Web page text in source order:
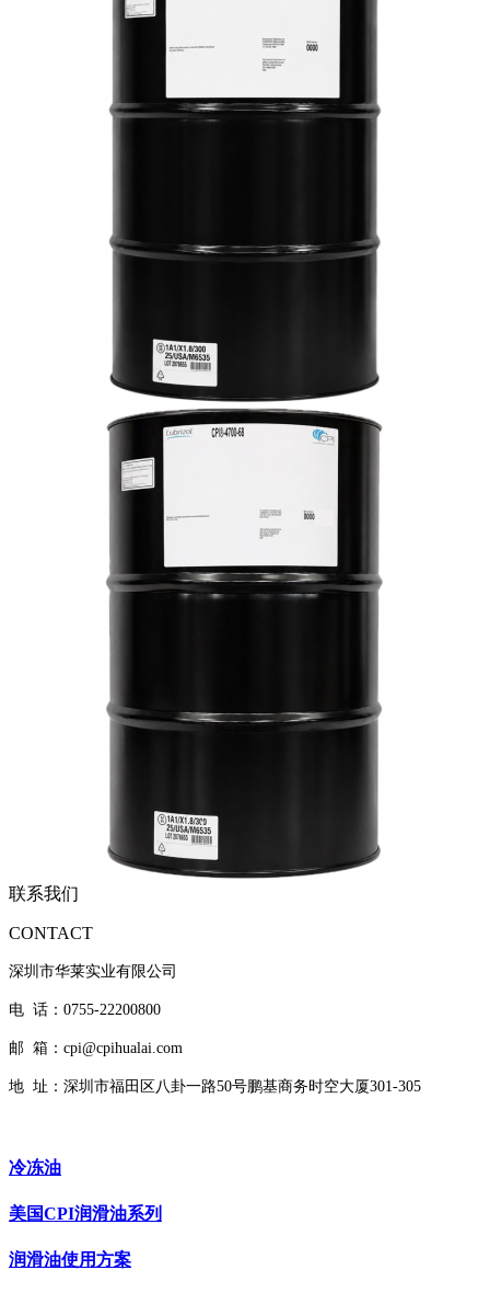
联系我们
CONTACT
深圳市华莱实业有限公司
电 话：0755-22200800
邮 箱：cpi@cpihualai.com
地 址： 深圳市福田区八卦一路50号鹏基商务时空大厦301-305
冷冻油
美国CPI润滑油系列
润滑油使用方案